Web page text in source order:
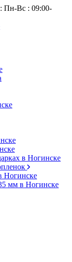
Пн-Вс : 09:00-
в Ногинске
Ногинске
мм в Ногинске